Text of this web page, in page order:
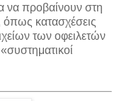
να προβαίνουν στη
όπως κατασχέσεις
των οφειλετών